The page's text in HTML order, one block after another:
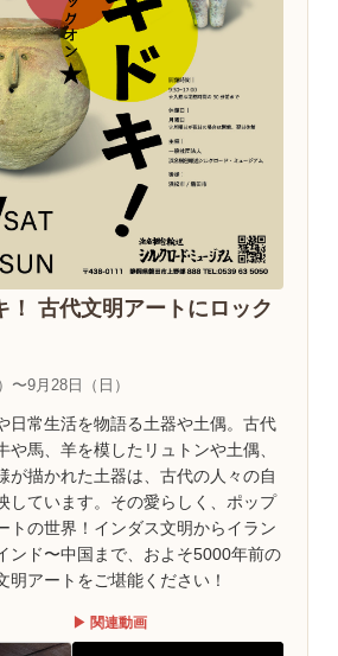
！ 古代文明アートにロック
〜9月28日（日）
日常生活を物語る土器や土偶。古代
や馬、羊を模したリュトンや土偶、
が描かれた土器は、古代の人々の自
しています。その愛らしく、ポップ
トの世界！インダス文明からイラン
ンド〜中国まで、およそ5000年前の
明アートをご堪能ください！
▶ 関連動画